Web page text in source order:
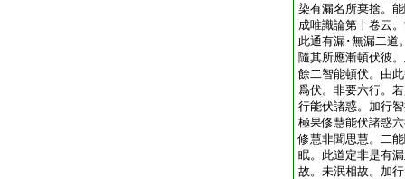
染有漏名所棄捨。
成唯識論第十卷云
此通有漏･無漏二道
隨其所應漸頓伏彼
餘二智能頓伏。由
爲伏。非要六行。
行能伏諸惑。加行
極果修慧能伏諸惑
修慧非聞思慧。二
眠。此道定非是有
故。未泯相故。加